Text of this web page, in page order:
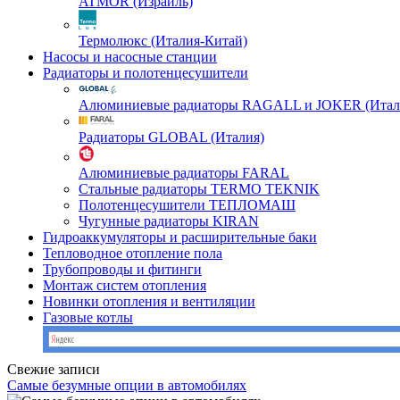
Термолюкс (Италия-Китай)
Насосы и насосные станции
Радиаторы и полотенцесушители
Алюминиевые радиаторы RAGALL и JOKER
Радиаторы GLOBAL (Италия)
Алюминиевые радиаторы FARAL
Стальные радиаторы TERMO TEKNIK
Полотенцесушители ТЕПЛОМАШ
Чугунные радиаторы KIRAN
Гидроаккумуляторы и расширительные баки
Тепловодное отопление пола
Трубопроводы и фитинги
Монтаж систем отопления
Новинки отопления и вентиляции
Газовые котлы
Свежие записи
Самые безумные опции в автомобилях